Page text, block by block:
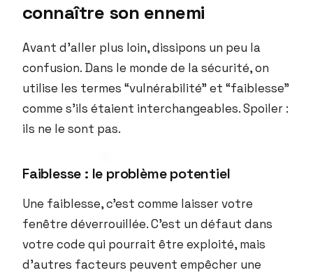
connaître son ennemi
Avant d’aller plus loin, dissipons un peu la
confusion. Dans le monde de la sécurité, on
utilise les termes “vulnérabilité” et “faiblesse”
comme s’ils étaient interchangeables. Spoiler :
ils ne le sont pas.
Faiblesse : le problème potentiel
Une faiblesse, c’est comme laisser votre
fenêtre déverrouillée. C’est un défaut dans
votre code qui pourrait être exploité, mais
d’autres facteurs peuvent empêcher une